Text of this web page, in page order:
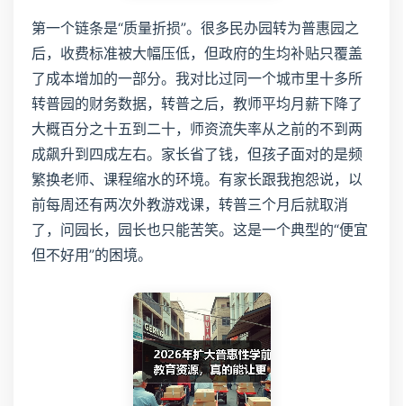
第一个链条是“质量折损”。很多民办园转为普惠园之
后，收费标准被大幅压低，但政府的生均补贴只覆盖
了成本增加的一部分。我对比过同一个城市里十多所
转普园的财务数据，转普之后，教师平均月薪下降了
大概百分之十五到二十，师资流失率从之前的不到两
成飙升到四成左右。家长省了钱，但孩子面对的是频
繁换老师、课程缩水的环境。有家长跟我抱怨说，以
前每周还有两次外教游戏课，转普三个月后就取消
了，问园长，园长也只能苦笑。这是一个典型的“便宜
但不好用”的困境。